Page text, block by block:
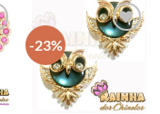
-23%